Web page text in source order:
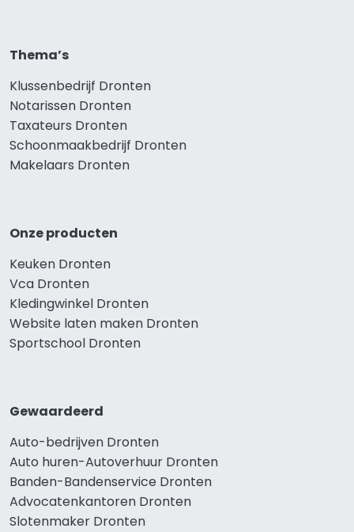
Thema’s
Klussenbedrijf Dronten
Notarissen Dronten
Taxateurs Dronten
Schoonmaakbedrijf Dronten
Makelaars Dronten
Onze producten
Keuken Dronten
Vca Dronten
Kledingwinkel Dronten
Website laten maken Dronten
Sportschool Dronten
Gewaardeerd
Auto-bedrijven Dronten
Auto huren-Autoverhuur Dronten
Banden-Bandenservice Dronten
Advocatenkantoren Dronten
Slotenmaker Dronten